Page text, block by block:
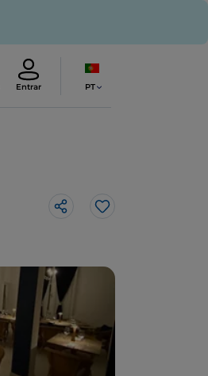
Entrar PT
Gosto